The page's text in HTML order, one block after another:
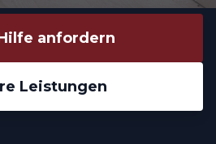
anfordern
Leistungen